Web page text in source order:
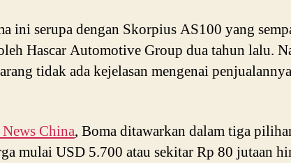
ini serupa dengan Skorpius AS100 yang
Hascar Automotive Group dua tahun lalu.
tidak ada kejelasan mengenai
News China, Boma ditawarkan dalam tiga
mulai USD 5.700 atau sekitar Rp 80 jutaan